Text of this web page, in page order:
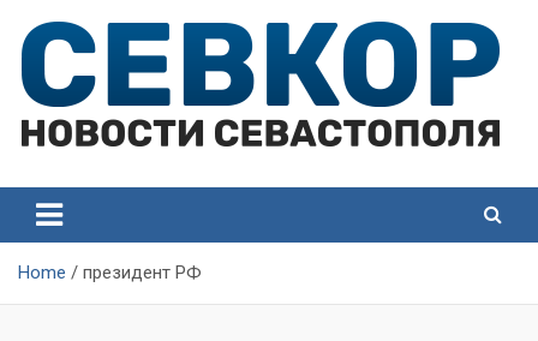
content
Севастополя
Севастополя
Home президент РФ